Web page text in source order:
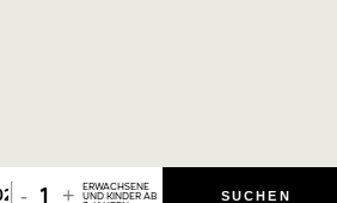
- +
ERWACHSENE
UND KINDER AB
SUCHEN